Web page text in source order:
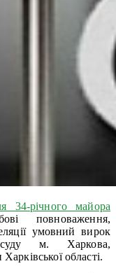
34-річногомайора
повноваження,
умовний вирок
суду м. Харкова,
області.